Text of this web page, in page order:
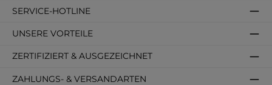
SERVICE-HOTLINE
ZAHLUNGS- & VERSANDARTEN
ZERTIFIZIERT & AUSGEZEICHNET
UNSERE VORTEILE